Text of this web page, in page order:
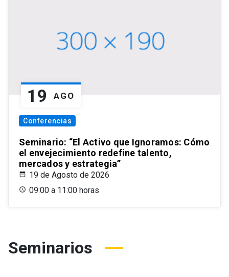
19 AGO
Conferencias
Seminario: “El Activo que Ignoramos: Cómo
el envejecimiento redefine talento,
mercados y estrategia”
19 de Agosto de 2026
09:00 a 11:00 horas
Seminarios